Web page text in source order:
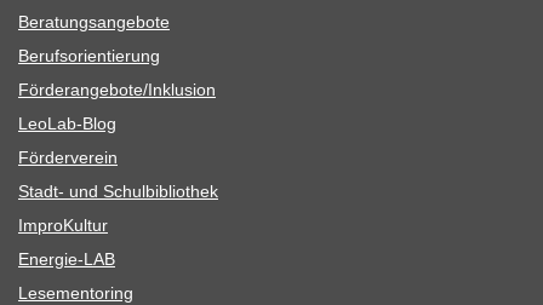
Bera­tungs­an­ge­bote
Berufs­ori­en­tie­rung
Förderangebote/​​Inklusion
Leo­Lab-Blog
För­der­ver­ein
Stadt- und Schulbibliothek
Impro­Kul­tur
Ener­­gie-LAB
Lese­men­to­ring